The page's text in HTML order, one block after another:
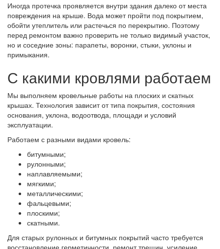
Иногда протечка проявляется внутри здания далеко от места
повреждения на крыше. Вода может пройти под покрытием,
обойти утеплитель или растечься по перекрытию. Поэтому
перед ремонтом важно проверить не только видимый участок,
но и соседние зоны: парапеты, воронки, стыки, уклоны и
примыкания.
С какими кровлями работаем
Мы выполняем кровельные работы на плоских и скатных
крышах. Технология зависит от типа покрытия, состояния
основания, уклона, водоотвода, площади и условий
эксплуатации.
Работаем с разными видами кровель:
битумными;
рулонными;
наплавляемыми;
мягкими;
металлическими;
фальцевыми;
плоскими;
скатными.
Для старых рулонных и битумных покрытий часто требуется